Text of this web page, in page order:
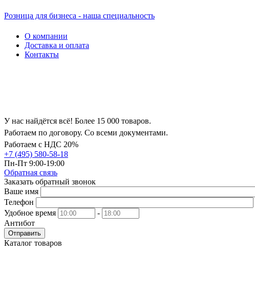
Розница для бизнеса - наша специальность
О компании
Доставка и оплата
Контакты
У нас найдётся всё! Более 15 000 товаров.
Работаем по договору. Со всеми документами.
Работаем с НДС 20%
+7 (495) 580-58-18
Пн-Пт 9:00-19:00
Обратная связь
Заказать обратный звонок
Ваше имя
Телефон
Удобное время
-
Антибот
Отправить
Каталог товаров